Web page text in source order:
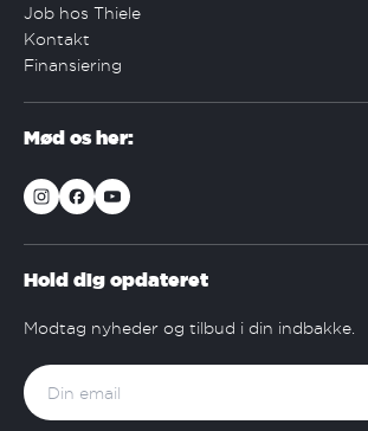
Job hos Thiele
Kontakt
Finansiering
Mød os her:
Hold dig opdateret
Modtag nyheder og tilbud i din indbakke.